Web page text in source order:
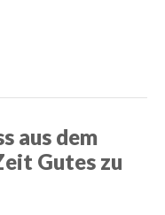
aus dem
Gutes zu